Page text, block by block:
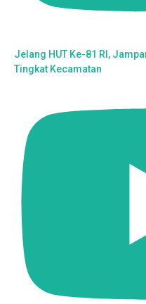
Jelang HUT Ke-81 RI,
Tingkat Kecamatan